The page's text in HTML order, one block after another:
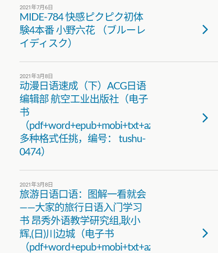
2021年7月6日
MIDE-784 快感ピクピク初体
験4本番 小野六花 （ブルーレ
イディスク）
2021年3月8日
动漫日语速成（下）ACG日语
编辑部 航空工业出版社（电子
书
（pdf+word+epub+mobi+txt+azw3）
多种格式任挑，编号： tushu-
0474）
2021年3月8日
旅游日语口语：图解一看就会
——大家的旅行日语入门学习
书 昂秀外语教学研究组,耿小
辉,(日)川边城（电子书
（pdf+word+epub+mobi+txt+azw3）